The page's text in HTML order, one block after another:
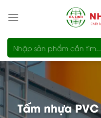
qua
dungTìm
kiếm:
Tấm nhựa